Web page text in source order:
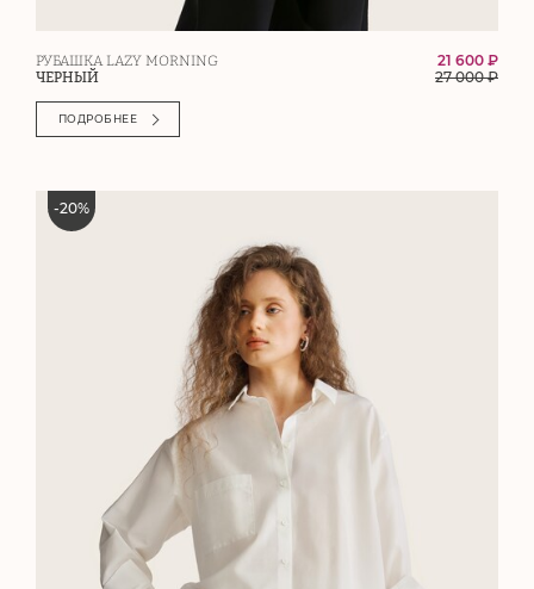
РУБАШКА LAZY MORNING
ЧЕРНЫЙ
21 600 ₽
27 000₽
ПОДРОБНЕЕ
-20%